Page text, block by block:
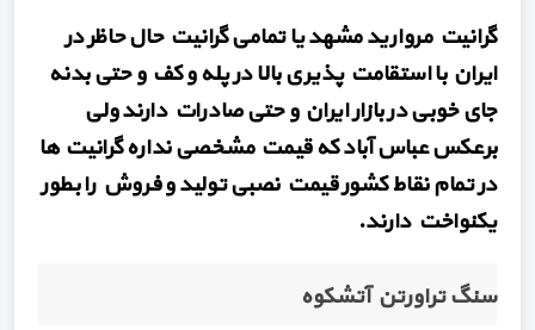
گرانیت مروارید مشهد یا تمامی گرانیت حال حاظر در
ایران با استقامت پذیری بالا در پله و کف و حتی بدنه
جای خوبی در بازار ایران و حتی صادرات دارند ولی
برعکس عباس آباد که قیمت مشخصی نداره گرانیت ها
در تمام نقاط کشور قیمت نصبی تولید و فروش را بطور
یکنواخت دارند.
سنگ تراورتن آتشکوه